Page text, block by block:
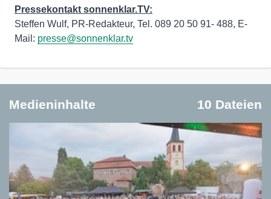
Pressekontakt sonnenklar.TV:
Steffen Wulf, PR-Redakteur, Tel. 089 20 50 91- 488, E-
Mail: presse@sonnenklar.tv
Medieninhalte 10 Dateien